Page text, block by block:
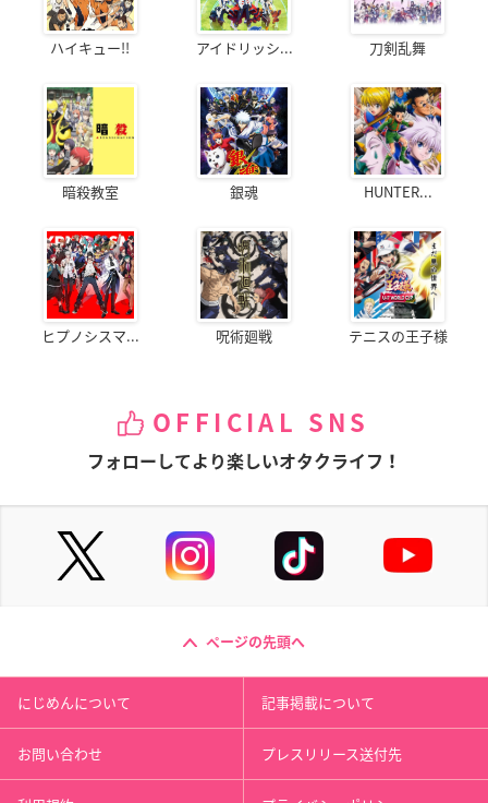
ハイキュー!! アイドリッシ... 刀剣乱舞
暗殺教室 銀魂 HUNTER...
ヒプノシスマ... 呪術廻戦 テニスの王子様
OFFICIAL SNS
フォローしてより楽しいオタクライフ！
ページの先頭へ
にじめんについて 記事掲載について
お問い合わせ プレスリリース送付先